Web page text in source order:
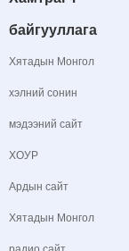
байгууллага
Хятадын Монгол
хэлний сонин
мэдээний сайт
ХОУР
Ардын сайт
Хятадын Монгол